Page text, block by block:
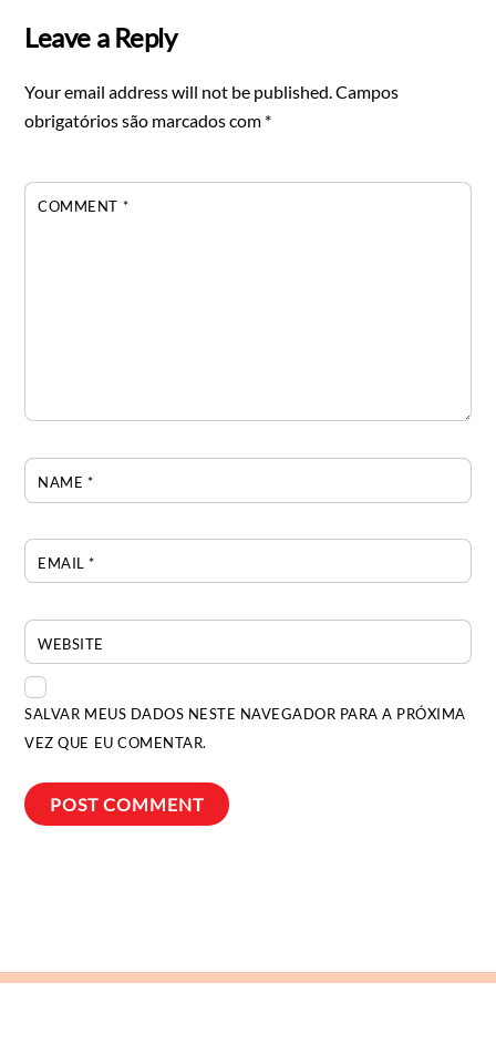
Leave a Reply
Your email address will not be published.Campos
obrigatórios são marcados com *
COMMENT *
NAME *
EMAIL*
WEBSITE
SALVAR MEUS DADOS NESTE NAVEGADOR PARA A PRÓXIMA
VEZ QUE EU COMENTAR.